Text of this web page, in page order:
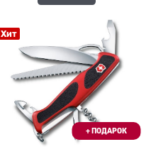
Хит